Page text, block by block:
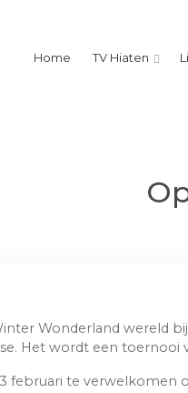
Home TV Hiaten
Wonderland wereld
Het wordt een toernooi
februari te verwelkomen